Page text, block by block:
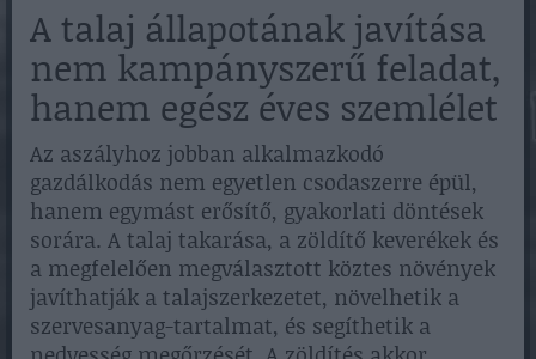
A talaj állapotának javítása
nem kampányszerű feladat,
hanem egész éves szemlélet
Az aszályhoz jobban alkalmazkodó
gazdálkodás nem egyetlen csodaszerre épül,
hanem egymást erősítő, gyakorlati döntések
sorára. A talaj takarása, a zöldítő keverékek és
a megfelelően megválasztott köztes növények
javíthatják a talajszerkezetet, növelhetik a
szervesanyag-tartalmat, és segíthetik a